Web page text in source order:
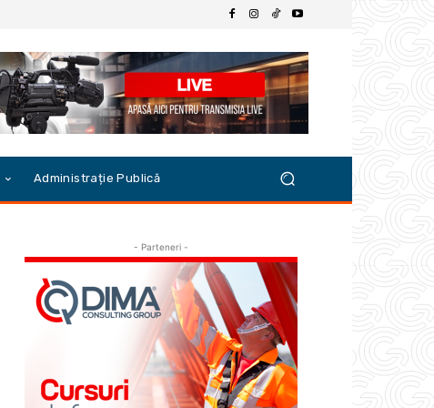
Administrație Publică
- Parteneri -